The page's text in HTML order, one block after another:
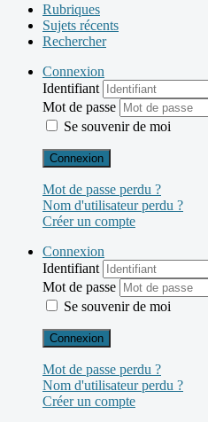
Rubriques
Sujets récents
Rechercher
Connexion
Identifiant
Mot de passe
Se souvenir de moi
Connexion
Mot de passe perdu ?
Nom d'utilisateur perdu ?
Créer un compte
Connexion
Identifiant
Mot de passe
Se souvenir de moi
Connexion
Mot de passe perdu ?
Nom d'utilisateur perdu ?
Créer un compte